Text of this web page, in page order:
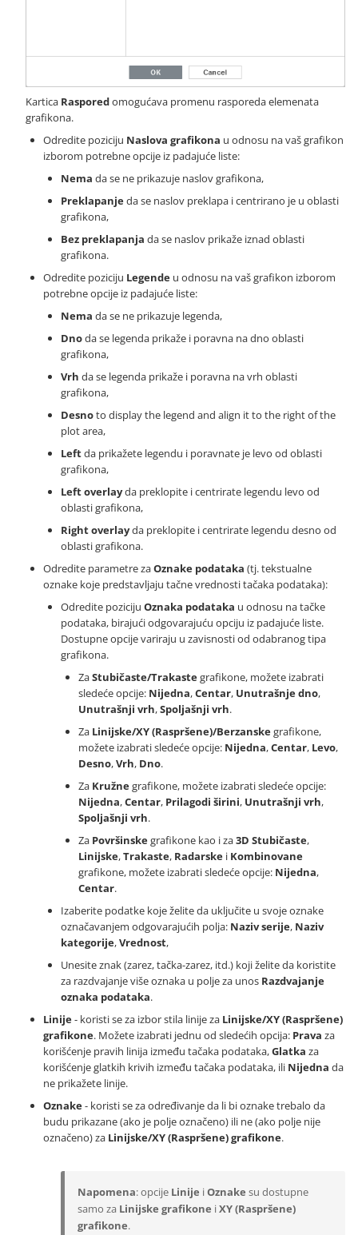
Kartica Rasporedomogućava promenu rasporeda elemenata
grafikona.
Odredite poziciju Naslova grafikona u odnosu na vaš grafikon
izborom potrebne opcije iz padajuće liste:
Nema da se ne prikazuje naslov grafikona,
Preklapanjeda se naslov preklapa i centrirano je u oblasti
grafikona,
Bez preklapanja da se naslov prikaže iznad oblasti
grafikona.
Odredite poziciju Legende u odnosu na vaš grafikon izborom
potrebne opcije iz padajuće liste:
Nema da se ne prikazuje legenda,
Dnoda se legenda prikaže i poravna na dno oblasti
grafikona,
Vrh da se legenda prikaže i poravna na vrh oblasti
grafikona,
Desnoto display the legend and align it to the right of the
plot area,
Leftda prikažete legendu i poravnate je levo od oblasti
grafikona,
Left overlayda preklopite i centrirate legendu levo od
oblasti grafikona,
Right overlayda preklopite i centrirate legendu desno od
oblasti grafikona.
Odredite parametre zaOznake podataka (tj. tekstualne
oznake koje predstavljaju tačne vrednosti tačaka podataka):
Odredite poziciju Oznaka podataka u odnosu na tačke
podataka, birajući odgovarajuću opciju iz padajuće liste.
Dostupne opcije variraju u zavisnosti od odabranog tipa
grafikona.
ZaStubičaste/Trakastegrafikone, možete izabrati
sledeće opcije: Nijedna,Centar, Unutrašnje dno,
Unutrašnji vrh,Spoljašnji vrh.
Za Linijske/XY (Raspršene)/Berzanskegrafikone,
možete izabrati sledeće opcije: Nijedna,Centar, Levo,
Desno,Vrh, Dno.
Za Kružnegrafikone, možete izabrati sledeće opcije:
Nijedna,Centar, Prilagodi širini, Unutrašnji vrh,
Spoljašnji vrh.
Za Površinskegrafikone kao i za3D Stubičaste,
Linijske,Trakaste, Radarske i Kombinovane
grafikone, možete izabrati sledeće opcije: Nijedna,
Centar.
Izaberite podatke koje želite da uključite u svoje oznake
označavanjem odgovarajućih polja: Naziv serije, Naziv
kategorije,Vrednost,
Unesite znak (zarez, tačka-zarez, itd.) koji želite da koristite
za razdvajanje više oznaka u polje za unos Razdvajanje
oznaka podataka.
Linije- koristi se za izbor stila linije za Linijske/XY (Raspršene)
grafikone. Možete izabrati jednu od sledećih opcija: Prava za
korišćenje pravih linija između tačaka podataka,Glatka za
korišćenje glatkih krivih između tačaka podataka, ili Nijedna da
ne prikažete linije.
Oznake- koristi se za određivanje da li bi oznake trebalo da
budu prikazane (ako je polje označeno) ili ne (ako polje nije
označeno) za Linijske/XY (Raspršene) grafikone.
Napomena: opcije Linije iOznake su dostupne
samo za Linijske grafikone iXY (Raspršene)
grafikone.